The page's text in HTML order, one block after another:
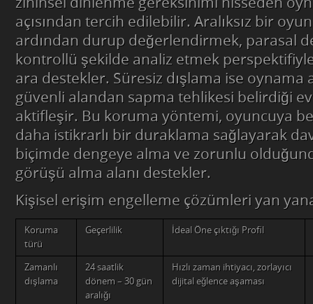
açısından tercih edilebilir. Aralıksız bir
ardından durup değerlendirmek, parasal
kontrollü şekilde analiz etmek
ara destekler. Süresiz dışlama ise oynama
güvenli alandan sapma tehlikesi belirdiği
aktifleşir. Bu koruma yöntemi, oyuncuya
daha istikrarlı bir duraklama sağlayarak
biçimde dengeye alma ve zorunlu
görüşü alma alanı destekler.
Kişisel erişim engelleme çözümleri yan
Koruma
türü
Geçerlilik İdeal Öne çıktığı Profil
Zamanlı
dışlama
24 saatlik
dönem – 30 gün
aralığı
Hızlı zaman ihtiyacı, zorlayıcı
dijital eğlence aşaması